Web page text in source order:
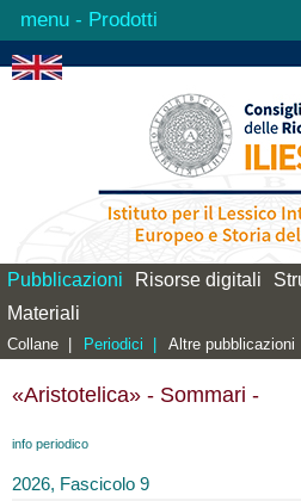
- Prodotti
Istituto
Attività
Pubblicazioni Risorse digitali
Materiali
Collane | Periodici | Altre pubblicazioni |
«Aristotelica» - Sommari -
info periodico
2026, Fascicolo 9